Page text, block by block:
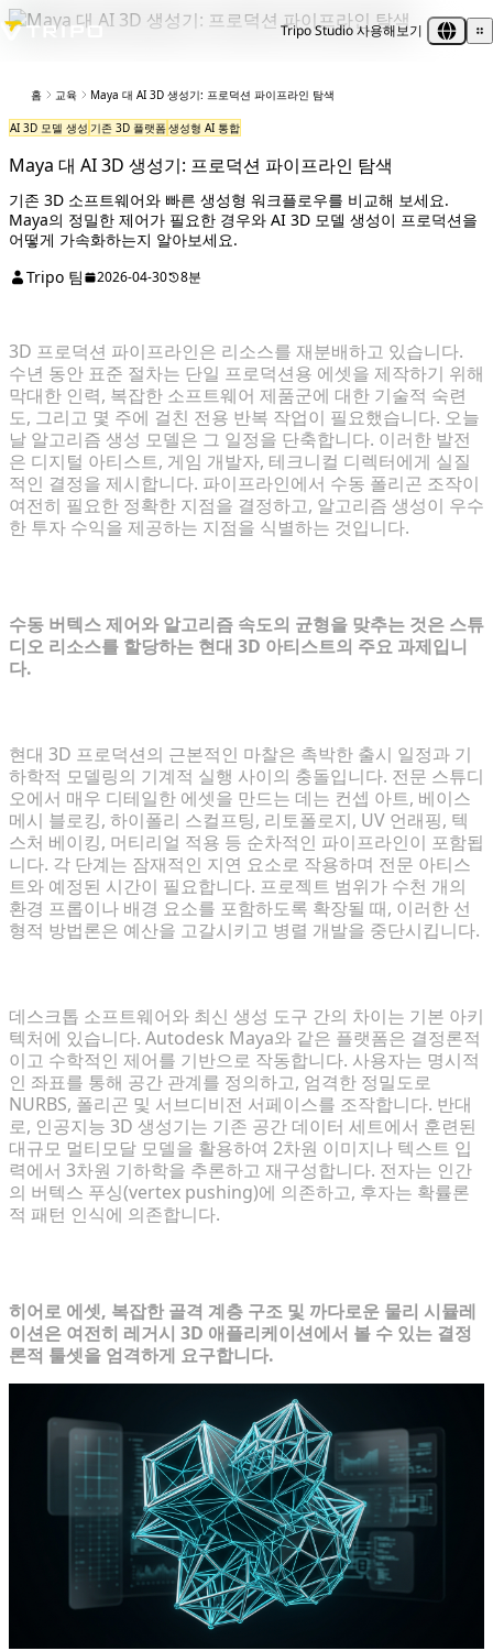
Tripo Studio 사용해보기
홈 교육 Maya 대 AI 3D 생성기: 프로덕션 파이프라인 탐색
AI 3D 모델 생성 기존 3D 플랫폼생성형 AI 통합
Maya 대 AI 3D 생성기: 프로덕션 파이프라인 탐색
기존 3D 소프트웨어와 빠른 생성형 워크플로우를 비교해 보세요.
Maya의 정밀한 제어가 필요한 경우와 AI 3D 모델 생성이 프로덕션을
어떻게 가속화하는지 알아보세요.
Tripo 팀
2026-04-30 8분
3D 프로덕션 파이프라인은 리소스를 재분배하고 있습니다.
수년 동안 표준 절차는 단일 프로덕션용 에셋을 제작하기 위해
막대한 인력, 복잡한 소프트웨어 제품군에 대한 기술적 숙련
도, 그리고 몇 주에 걸친 전용 반복 작업이 필요했습니다. 오늘
날 알고리즘 생성 모델은 그 일정을 단축합니다. 이러한 발전
은 디지털 아티스트, 게임 개발자, 테크니컬 디렉터에게 실질
적인 결정을 제시합니다. 파이프라인에서 수동 폴리곤 조작이
여전히 필요한 정확한 지점을 결정하고, 알고리즘 생성이 우수
한 투자 수익을 제공하는 지점을 식별하는 것입니다.
수동 버텍스 제어와 알고리즘 속도의 균형을 맞추는 것은 스튜
디오 리소스를 할당하는 현대 3D 아티스트의 주요 과제입니
다.
현대 3D 프로덕션의 근본적인 마찰은 촉박한 출시 일정과 기
하학적 모델링의 기계적 실행 사이의 충돌입니다. 전문 스튜디
오에서 매우 디테일한 에셋을 만드는 데는 컨셉 아트, 베이스
메시 블로킹, 하이폴리 스컬프팅, 리토폴로지, UV 언래핑, 텍
스처 베이킹, 머티리얼 적용 등 순차적인 파이프라인이 포함됩
니다. 각 단계는 잠재적인 지연 요소로 작용하며 전문 아티스
트와 예정된 시간이 필요합니다. 프로젝트 범위가 수천 개의
환경 프롭이나 배경 요소를 포함하도록 확장될 때, 이러한 선
형적 방법론은 예산을 고갈시키고 병렬 개발을 중단시킵니다.
데스크톱 소프트웨어와 최신 생성 도구 간의 차이는 기본 아키
텍처에 있습니다. Autodesk Maya와 같은 플랫폼은 결정론적
이고 수학적인 제어를 기반으로 작동합니다. 사용자는 명시적
인 좌표를 통해 공간 관계를 정의하고, 엄격한 정밀도로
NURBS, 폴리곤 및 서브디비전 서페이스를 조작합니다. 반대
로, 인공지능 3D 생성기는 기존 공간 데이터 세트에서 훈련된
대규모 멀티모달 모델을 활용하여 2차원 이미지나 텍스트 입
력에서 3차원 기하학을 추론하고 재구성합니다. 전자는 인간
의 버텍스 푸싱(vertex pushing)에 의존하고, 후자는 확률론
적 패턴 인식에 의존합니다.
히어로 에셋, 복잡한 골격 계층 구조 및 까다로운 물리 시뮬레
이션은 여전히 레거시 3D 애플리케이션에서 볼 수 있는 결정
론적 툴셋을 엄격하게 요구합니다.